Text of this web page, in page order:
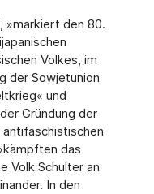
»markiert den 80.
Volkes, im
der Sowjetunion
und
Gründung der
antifaschistischen
das
Volk Schulter an
In den